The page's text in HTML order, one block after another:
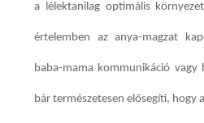
a lélektanilag optimális
értelemben az anya-magzat
baba-mama kommunikáció vagy
bár természetesen elősegíti, hogy